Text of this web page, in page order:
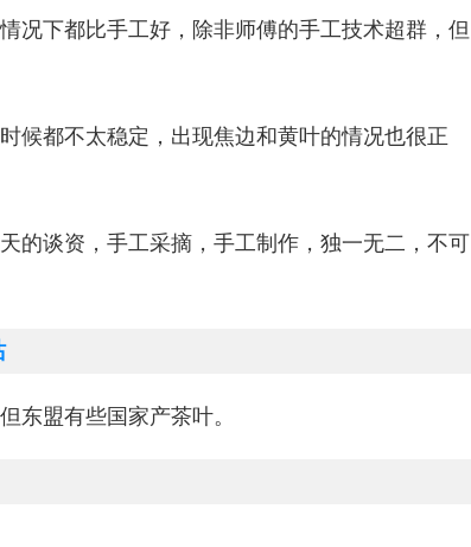
况下都比手工好，除非师傅的手工技术超群，但
候都不太稳定，出现焦边和黄叶的情况也很正
的谈资，手工采摘，手工制作，独一无二，不可
东盟有些国家产茶叶。